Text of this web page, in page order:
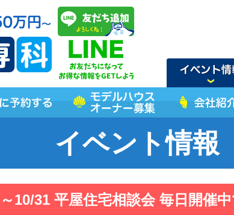
イベント情報
10/31 平屋住宅相談会 毎日開催中